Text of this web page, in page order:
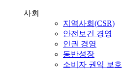
사회
지역사회(CSR)
안전보건 경영
인권 경영
동반성장
소비자 권익 보호